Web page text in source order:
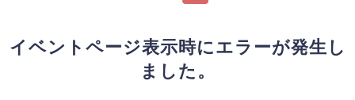
イベントページ表示時にエラーが発生し
ました。